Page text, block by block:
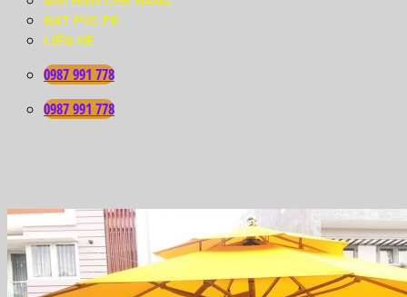
BẠT PVC PE
LIÊN HỆ
0987 991 778
0987 991 778